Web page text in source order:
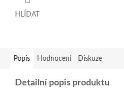
HLÍDAT
Popis Hodnocení Diskuze
Detailní popis produktu